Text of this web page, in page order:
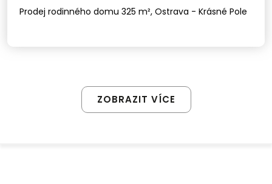
Prodej rodinného domu 325 m², Ostrava - Krásné Pole
ZOBRAZIT VÍCE